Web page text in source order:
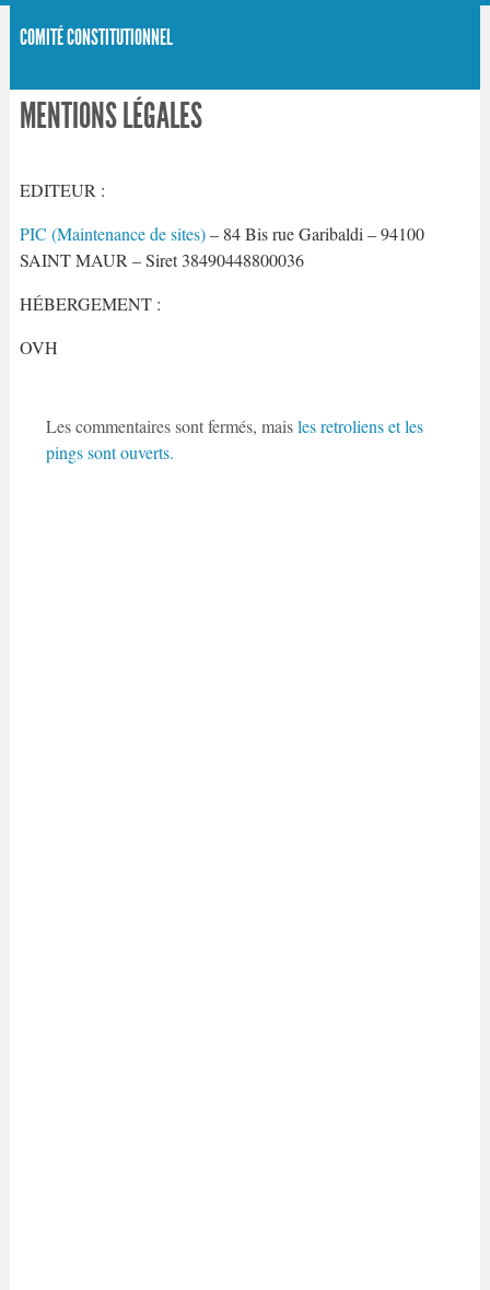
COMITÉ CONSTITUTIONNEL
MENTIONS LÉGALES
EDITEUR :
PIC (Maintenance de sites)– 84 Bis rue Garibaldi – 94100
SAINT MAUR – Siret 38490448800036
HÉBERGEMENT :
OVH
Les commentaires sont fermés, maisles retrolienset les
pings sont ouverts.